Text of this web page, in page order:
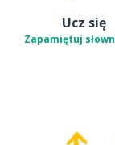
Ucz się
Zapamiętuj